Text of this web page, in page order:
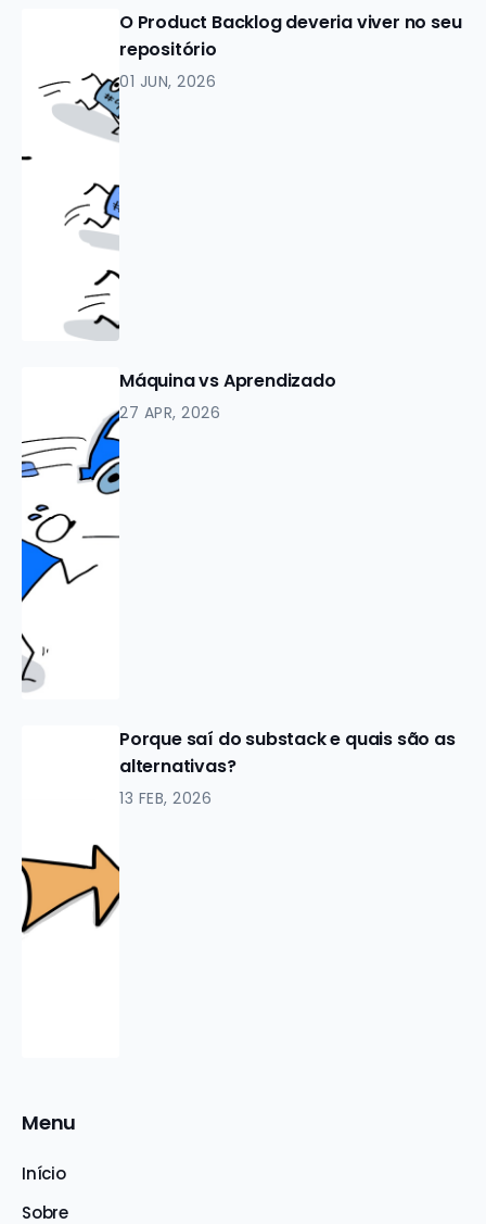
O Product Backlog deveria viver no seu
repositório
01 JUN, 2026
Máquina vs Aprendizado
27 APR, 2026
Porque saí do substack e quais são as
alternativas?
13 FEB, 2026
Menu
Início
Sobre